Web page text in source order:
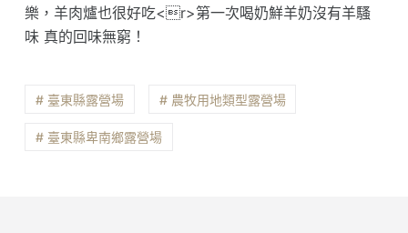
樂，羊肉爐也很好吃<r>第一次喝奶鮮羊奶沒有羊騷
味 真的回味無窮！
# 臺東縣露營場 # 農牧用地類型露營場
# 臺東縣卑南鄉露營場